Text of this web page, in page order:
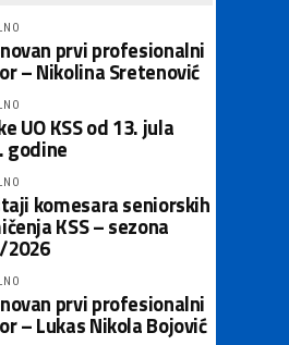
prvi profesionalni
– Nikolina Sretenović
UO KSS od 13. jula
godine
komesara seniorskih
KSS – sezona
2026
prvi profesionalni
– Lukas Nikola Bojović